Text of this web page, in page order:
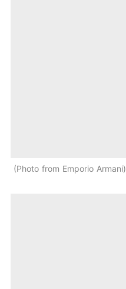
Photo from Emporio Armani